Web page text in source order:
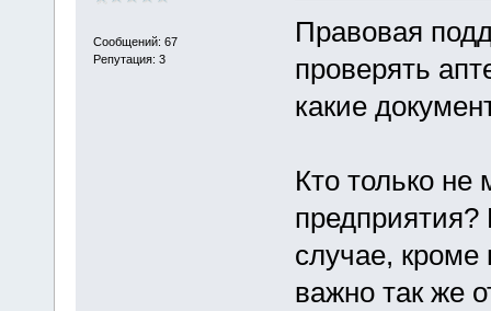
Сообщений: 67
Репутация: 3
Правовая
проверять
какие
Кто только не
случае,
важно так же